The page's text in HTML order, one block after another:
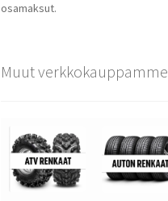
osamaksut.
Muut verkkokauppamme